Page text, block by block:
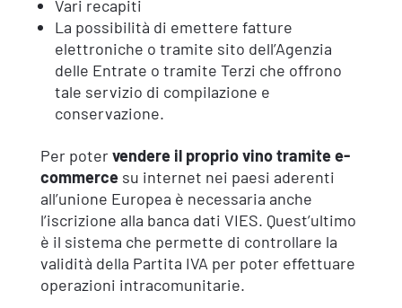
Vari recapiti
La possibilità di emettere fatture
elettroniche o tramite sito dell’Agenzia
delle Entrate o tramite Terzi che offrono
tale servizio di compilazione e
conservazione.
Per potervendere il proprio vino tramite e-
commercesu internet nei paesi aderenti
all’unione Europea è necessaria anche
l’iscrizione alla banca dati VIES. Quest’ultimo
è il sistema che permette di controllare la
validità della Partita IVA per poter effettuare
operazioni intracomunitarie.